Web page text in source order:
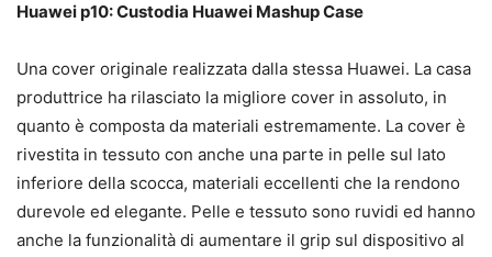
Huawei p10: Custodia Huawei Mashup Case
Una cover originale realizzata dalla stessa Huawei. La casa
produttrice ha rilasciato la migliore cover in assoluto, in
quanto è composta da materiali estremamente. La cover è
rivestita in tessuto con anche una parte in pelle sul lato
inferiore della scocca, materiali eccellenti che la rendono
durevole ed elegante. Pelle e tessuto sono ruvidi ed hanno
anche la funzionalità di aumentare il grip sul dispositivo al